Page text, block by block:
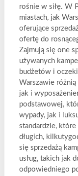
rośnie w siłę. W
miastach, jak
oferujące
ofertę do
Zajmują się one
używanych
budżetów i
Warszawie
jak i
podstawowej,
wypady, jak i
standardzie, które
długich,
się sprzedażą
usług, takich jak
odpowiedniego